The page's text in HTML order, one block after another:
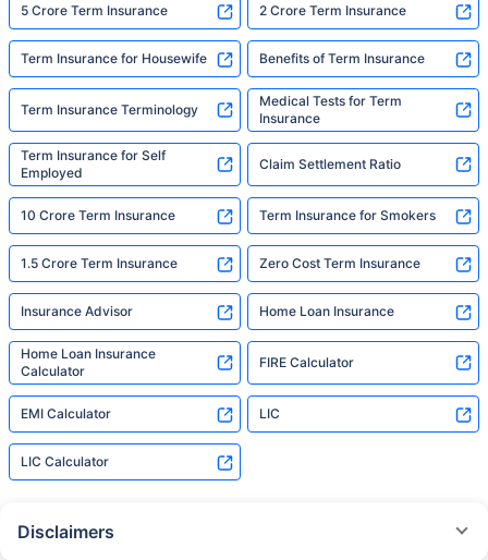
5 Crore Term Insurance 2 Crore Term Insurance
Term Insurance for Housewife Benefits of Term Insurance
Term Insurance Terminology
Medical Tests for Term
Insurance
Term Insurance for Self
Employed
Claim Settlement Ratio
10 Crore Term Insurance Term Insurance for Smokers
1.5 Crore Term Insurance Zero Cost Term Insurance
Insurance Advisor Home Loan Insurance
Home Loan Insurance
Calculator
FIRE Calculator
EMI Calculator LIC
LIC Calculator
Disclaimers